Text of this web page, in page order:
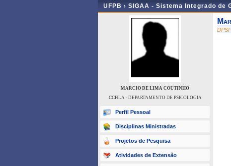
UFPB › SIGAA - Sistema Integrado de
MARCIO DE LIMA COUTINHO
CCHLA - DEPARTAMENTO DE PSICOLOGIA
Perfil Pessoal
Disciplinas Ministradas
Projetos de Pesquisa
Atividades de Extensão
DPSI